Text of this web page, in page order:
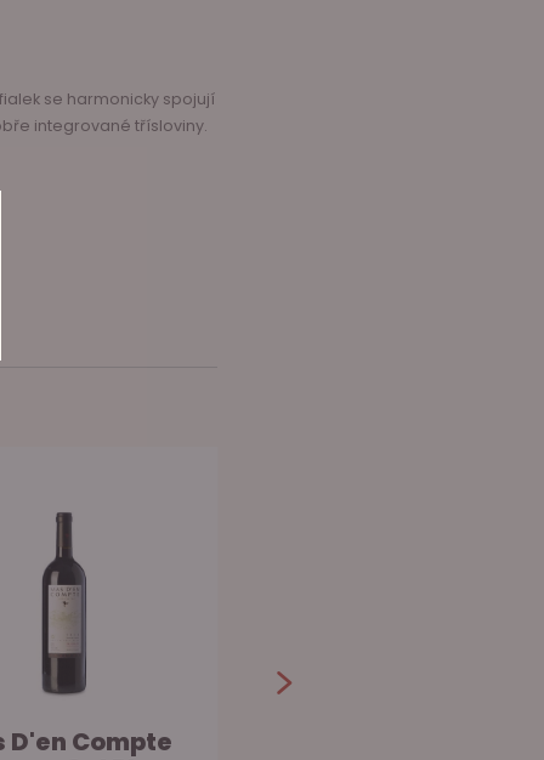
se harmonicky spojují
integrované třísloviny.
D'en Compte